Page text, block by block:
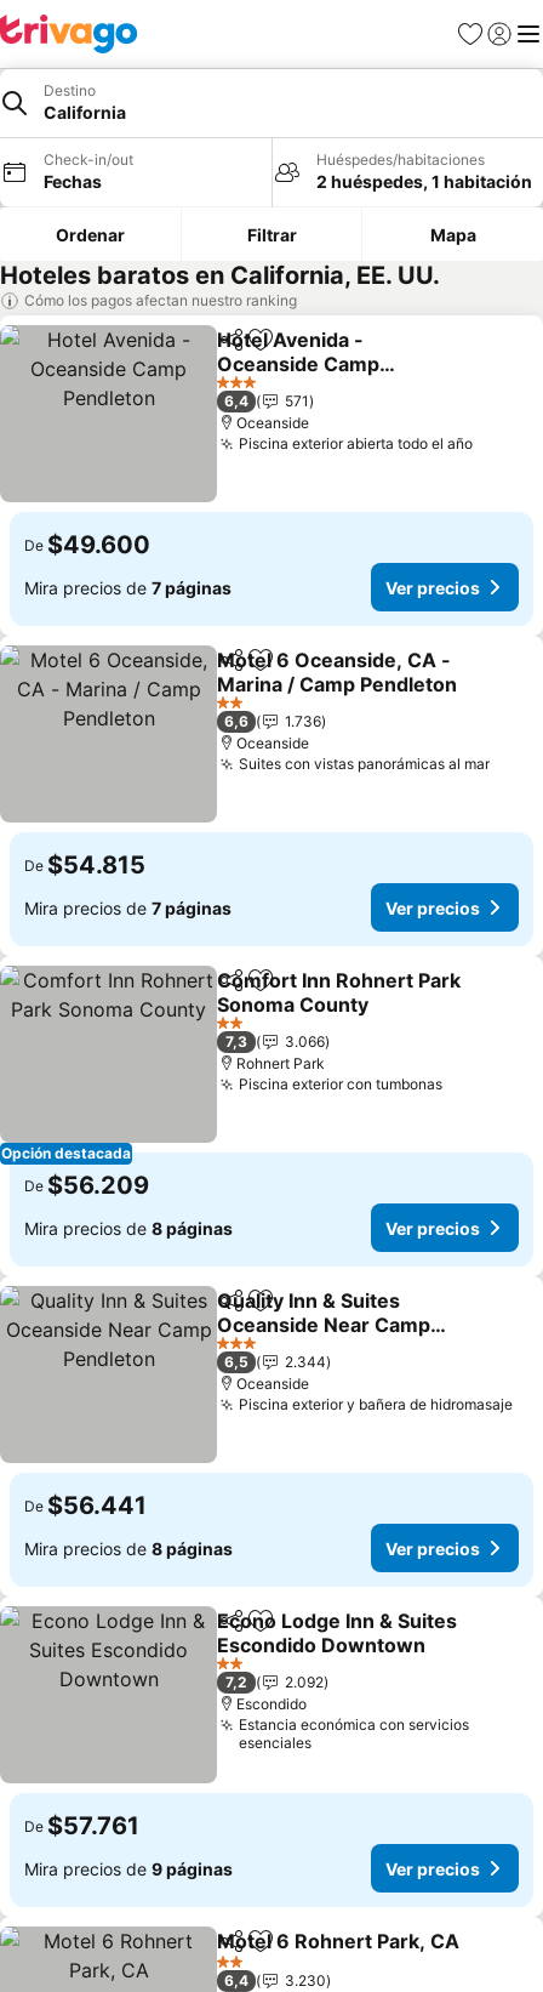
Favoritos
Iniciar
Destino
California
Check-in/out
Fechas
Huéspedes/habitaciones
2 huéspedes, 1 habitación
Ordenar Filtrar Mapa
Hoteles baratos en California, EE. UU.
Cómo los pagos afectan nuestro ranking
CompartirAgregar a favoritos
Hotel Avenida -
Oceanside Camp
Pendleton
Ver precios
3 Estrellas
6,4
571
Oceanside
Piscina exterior abierta todo el añoVer
De $49.600
Mira precios de 7 páginas Ver precios
CompartirAgregar a favoritos
Motel 6 Oceanside, CA -
Marina / Camp Pendleton
Ver precios
2 Estrellas
6,6
1.736
Oceanside
Suites con vistas panorámicas al marVer
De $54.815
Mira precios de 7 páginas Ver precios
Opción destacada
CompartirAgregar a favoritos
Comfort Inn Rohnert Park
Sonoma County
Ver precios
2 Estrellas
7,3
3.066
Rohnert Park
Piscina exterior con tumbonasVer
De $56.209
Mira precios de 8 páginas Ver precios
CompartirAgregar a favoritos
Quality Inn & Suites
Oceanside Near Camp
Pendleton
Ver precios
3 Estrellas
6,5
2.344
Oceanside
Piscina exterior y bañera de hidromasaje
De $56.441
Mira precios de 8 páginas Ver precios
CompartirAgregar a favoritos
Econo Lodge Inn & Suites
Escondido Downtown
Ver precios
2 Estrellas
7,2
2.092
Escondido
Estancia económica con servicios
esenciales
De $57.761
Mira precios de 9 páginas Ver precios
CompartirAgregar a favoritos
Motel 6 Rohnert Park, CA
2 Estrellas
6,4
3.230